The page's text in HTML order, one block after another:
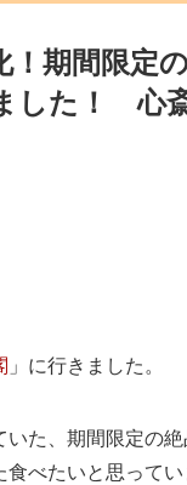
期間限定
した！ 心
」に行きました。
た、期間限定の
べたいと思ってい